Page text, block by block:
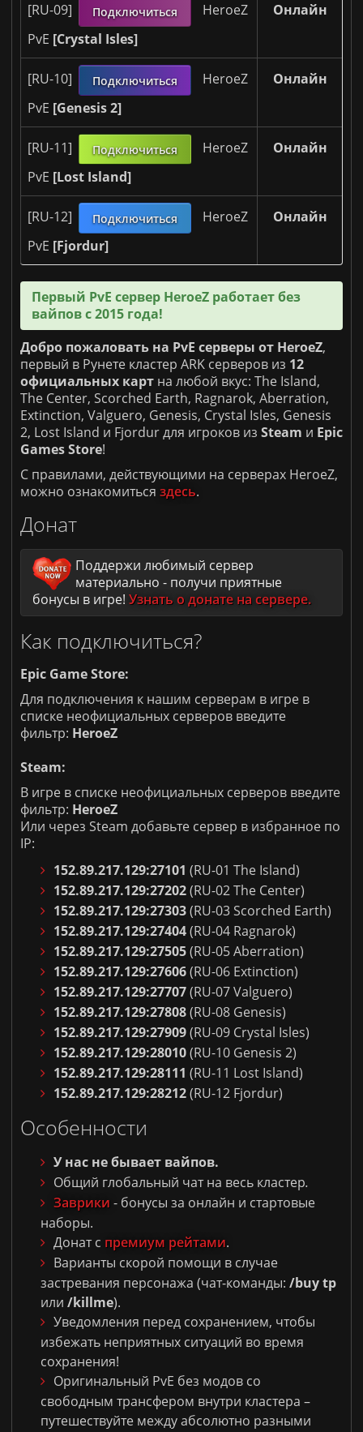
[RU-09] Подключиться
HeroeZ
PvE [Crystal Isles]
Онлайн
[RU-10] Подключиться
HeroeZ
PvE [Genesis 2]
Онлайн
[RU-11] Подключиться
HeroeZ
PvE [Lost Island]
Онлайн
[RU-12] Подключиться
HeroeZ
PvE [Fjordur]
Онлайн
Первый PvE сервер HeroeZ работает без
вайпов с 2015 года!
Добро пожаловать на PvE серверы от HeroeZ,
первый в Рунете кластер ARK серверов из 12
официальных карт на любой вкус: The Island,
The Center, Scorched Earth, Ragnarok, Aberration,
Extinction, Valguero, Genesis, Crystal Isles, Genesis
2, Lost Island и Fjordur для игроков из Steam и Epic
Games Store!
С правилами, действующими на серверах HeroeZ,
можно ознакомиться здесь.
Донат
Поддержи любимый сервер
материально - получи приятные
бонусы в игре! Узнать о донате на сервере.
Как подключиться?
Epic Game Store:
Для подключения к нашим серверам в игре в
списке неофициальных серверов введите
фильтр: HeroeZ
Steam:
В игре в списке неофициальных серверов введите
фильтр: HeroeZ
Или через Steam добавьте сервер в избранное по
IP:
152.89.217.129:27101 (RU-01 The Island)
152.89.217.129:27202(RU-02 The Center)
152.89.217.129:27303(RU-03 Scorched Earth)
152.89.217.129:27404(RU-04 Ragnarok)
152.89.217.129:27505(RU-05 Aberration)
152.89.217.129:27606(RU-06 Extinction)
152.89.217.129:27707(RU-07 Valguero)
152.89.217.129:27808(RU-08 Genesis)
152.89.217.129:27909(RU-09 Crystal Isles)
152.89.217.129:28010(RU-10 Genesis 2)
152.89.217.129:28111 (RU-11 Lost Island)
152.89.217.129:28212(RU-12 Fjordur)
Особенности
У нас не бывает вайпов.
Общий глобальный чат на весь кластер.
Заврики - бонусы за онлайн и стартовые
наборы.
Донат с премиум рейтами.
Варианты скорой помощи в случае
застревания персонажа (чат-команды: /buy tp
или /killme).
Уведомления перед сохранением, чтобы
избежать неприятных ситуаций во время
сохранения!
Оригинальный PvE без модов со
свободным трансфером внутри кластера –
путешествуйте между абсолютно разными